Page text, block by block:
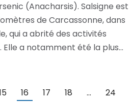
(Anacharsis). Salsigne est
de Carcassonne, dans
qui a abrité des activités
Elle a notamment été la plus…
16 17 18 …
24